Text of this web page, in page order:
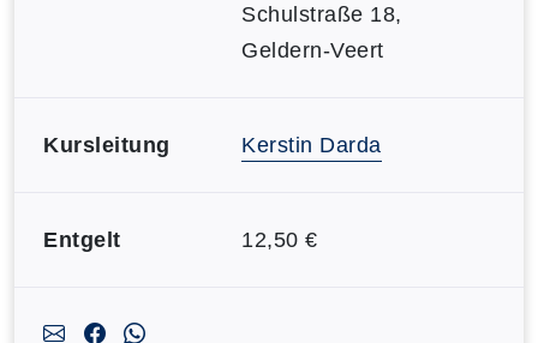
Schulstraße 18,
Geldern-Veert
Kursleitung Kerstin Darda
Entgelt 12,50 €